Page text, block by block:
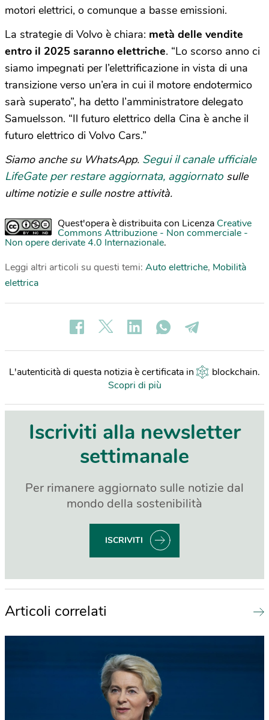
motori elettrici, o comunque a basse emissioni.
La strategie di Volvo è chiara: metà delle vendite
entro il 2025 saranno elettriche. “Lo scorso anno ci
siamo impegnati per l’elettrificazione in vista di una
transizione verso un’era in cui il motore endotermico
sarà superato”, ha detto l’amministratore delegato
Samuelsson. “Il futuro elettrico della Cina è anche il
futuro elettrico di Volvo Cars.”
Siamo anche su WhatsApp. Segui il canale ufficiale
LifeGate per restare aggiornata, aggiornato sulle
ultime notizie e sulle nostre attività.
Quest'opera è distribuita con Licenza Creative
Commons Attribuzione - Non commerciale -
Non opere derivate 4.0 Internazionale.
Leggi altri articoli su questi temi: Auto elettriche, Mobilità
elettrica
L'autenticità di questa notizia è certificata in blockchain.
Scopri di più
Iscriviti alla newsletter
settimanale
Per rimanere aggiornato sulle notizie dal
mondo della sostenibilità
ISCRIVITI
Articoli correlati